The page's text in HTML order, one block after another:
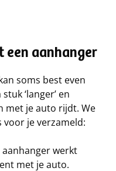
een aanhanger
soms best even
‘langer’ en
met je auto rijdt. We
je verzameld:
werkt
met je auto.